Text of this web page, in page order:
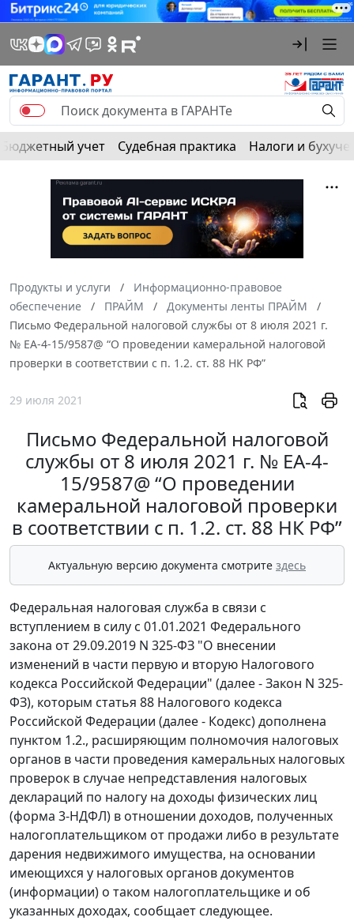
Бюджетный учет Судебная практика Налоги и
Продукты и услуги
Информационно-правовое
обеспечение
ПРАЙМ
Документы ленты ПРАЙМ
Письмо Федеральной налоговой службы от 8 июля 2021 г.
№ ЕА-4-15/9587@ “О проведении камеральной налоговой
проверки в соответствии с п. 1.2. ст. 88 НК РФ”
29 июля 2021
Письмо Федеральной налоговой
службы от 8 июля 2021 г. № ЕА-4-
15/9587@ “О проведении
камеральной налоговой проверки
в соответствии с п. 1.2. ст. 88 НК РФ”
Актуальную версию документа смотрите здесь
Федеральная налоговая служба в связи с
вступлением в силу с 01.01.2021 Федерального
закона от 29.09.2019 N 325-ФЗ "О внесении
изменений в части первую и вторую Налогового
кодекса Российской Федерации" (далее - Закон N 325-
ФЗ), которым статья 88 Налогового кодекса
Российской Федерации (далее - Кодекс) дополнена
пунктом 1.2., расширяющим полномочия налоговых
органов в части проведения камеральных налоговых
проверок в случае непредставления налоговых
деклараций по налогу на доходы физических лиц
(форма 3-НДФЛ) в отношении доходов, полученных
налогоплательщиком от продажи либо в результате
дарения недвижимого имущества, на основании
имеющихся у налоговых органов документов
(информации) о таком налогоплательщике и об
указанных доходах, сообщает следующее.